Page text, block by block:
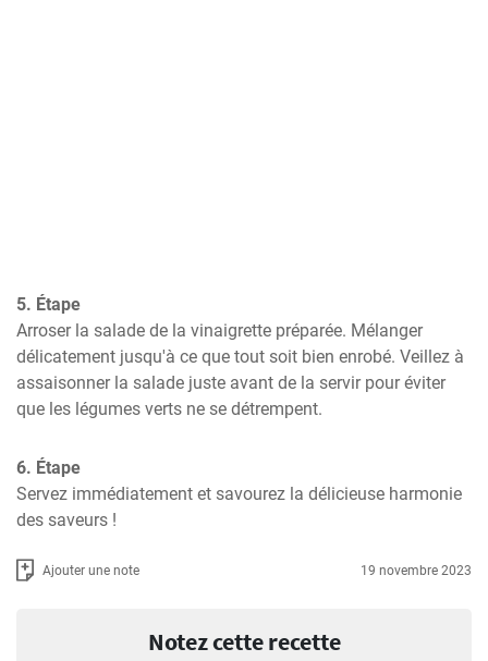
5. Étape
Arroser la salade de la vinaigrette préparée. Mélanger
délicatement jusqu'à ce que tout soit bien enrobé. Veillez à
assaisonner la salade juste avant de la servir pour éviter
que les légumes verts ne se détrempent.
6. Étape
Servez immédiatement et savourez la délicieuse harmonie
des saveurs !
Ajouter une note 19 novembre 2023
Notez cette recette